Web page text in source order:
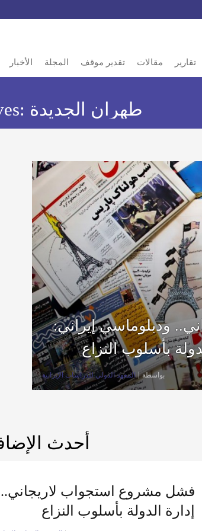
تقارير مقالات تقدير موقف المجلة الأخبار
طهران الجديدة
ودبلوماسي إيراني:
بأسلوب النزاع
بواسطة المعهد الدولي للدراسات الإيرانية
أحدث
فشل مشروع استجواب لاريجاني..
إدارة الدولة بأسلوب النزاع